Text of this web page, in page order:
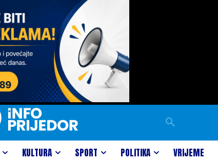
KULTURA SPORT POLITIKA VRIJEME